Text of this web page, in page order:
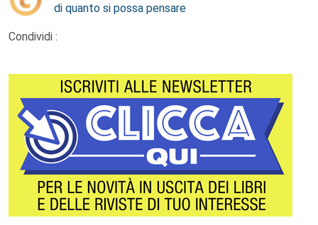
di quanto si possa pensare
Condividi :